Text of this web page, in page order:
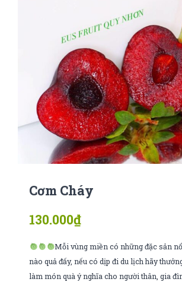
Cơm Cháy
130.000₫
Mỗi vùng miền có những đặc sản
nào quả đấy, nếu có dịp đi du lịch hãy
làm món quà ý nghĩa cho người thân, gia